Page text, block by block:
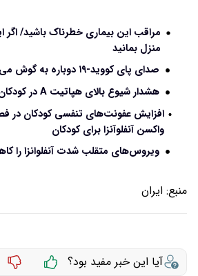
مراقب این بیماری خطرناک باشید/ اگر
منزل بمانید
صدای پای کووید-۱۹ دوباره به گوش می‌رسد
هشدار شیوع بالای هپاتیت A در کودکان و نوجوانان ایرانی
افزایش عفونت‌های تنفسی کودکان در
واکسن آنفلوآنزا برای کودکان
ویروس‌های متقلب شدت آنفلوانزا را
منبع: ایران
آیا این خبر مفید بود؟